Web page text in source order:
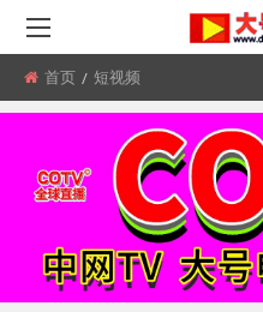
首页
所
在
短视频